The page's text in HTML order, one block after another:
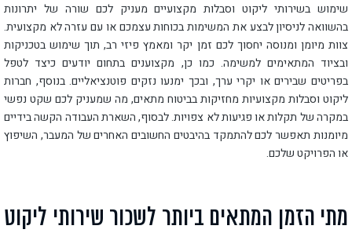
שימוש בשירותי ליקוט וסבלות מקצועיים מעניק לכם שורה של יתרונות
בהשוואה לניסיון לבצע את המשימות בכוחות עצמכם או עם עזרה לא מקצועית.
צוות מיומן ומנוסה יחסוך לכם זמן יקר ומאמץ פיזי רב, תוך שימוש בטכניקות
ובציוד המתאימים למשימה. כמו כן, מקצוענים בתחום יודעים כיצד לטפל
בפריטים שבירים או יקרי ערך, ובכך ימנעו נזקים פוטנציאליים. בנוסף, חברות
ליקוט וסבלות מקצועיות מחזיקות בביטוח מתאים, מה שמעניק לכם שקט נפשי
במקרה של תקלות או פגיעות לא צפויות. לבסוף, השארת העבודה הקשה בידיים
מיומנות תאפשר לכם להתמקד בהיבטים החשובים האחרים של המעבר, השיפוץ
או הפרויקט שלכם.
מתי הזמן המתאים ביותר לשכור שירותי ליקוט